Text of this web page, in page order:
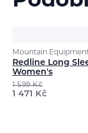
Mountain
Redline Long
Women's
1 599Kč
1 471 Kč